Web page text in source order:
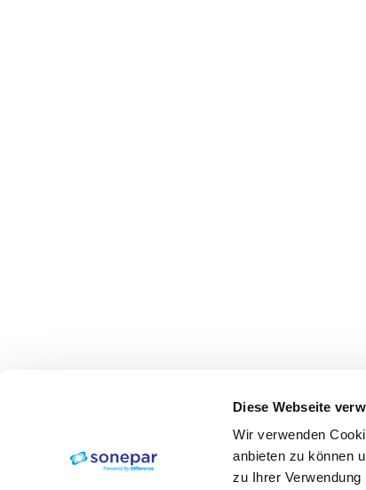
Diese Webseite
Wir verwenden
anbieten zu können
zu Ihrer